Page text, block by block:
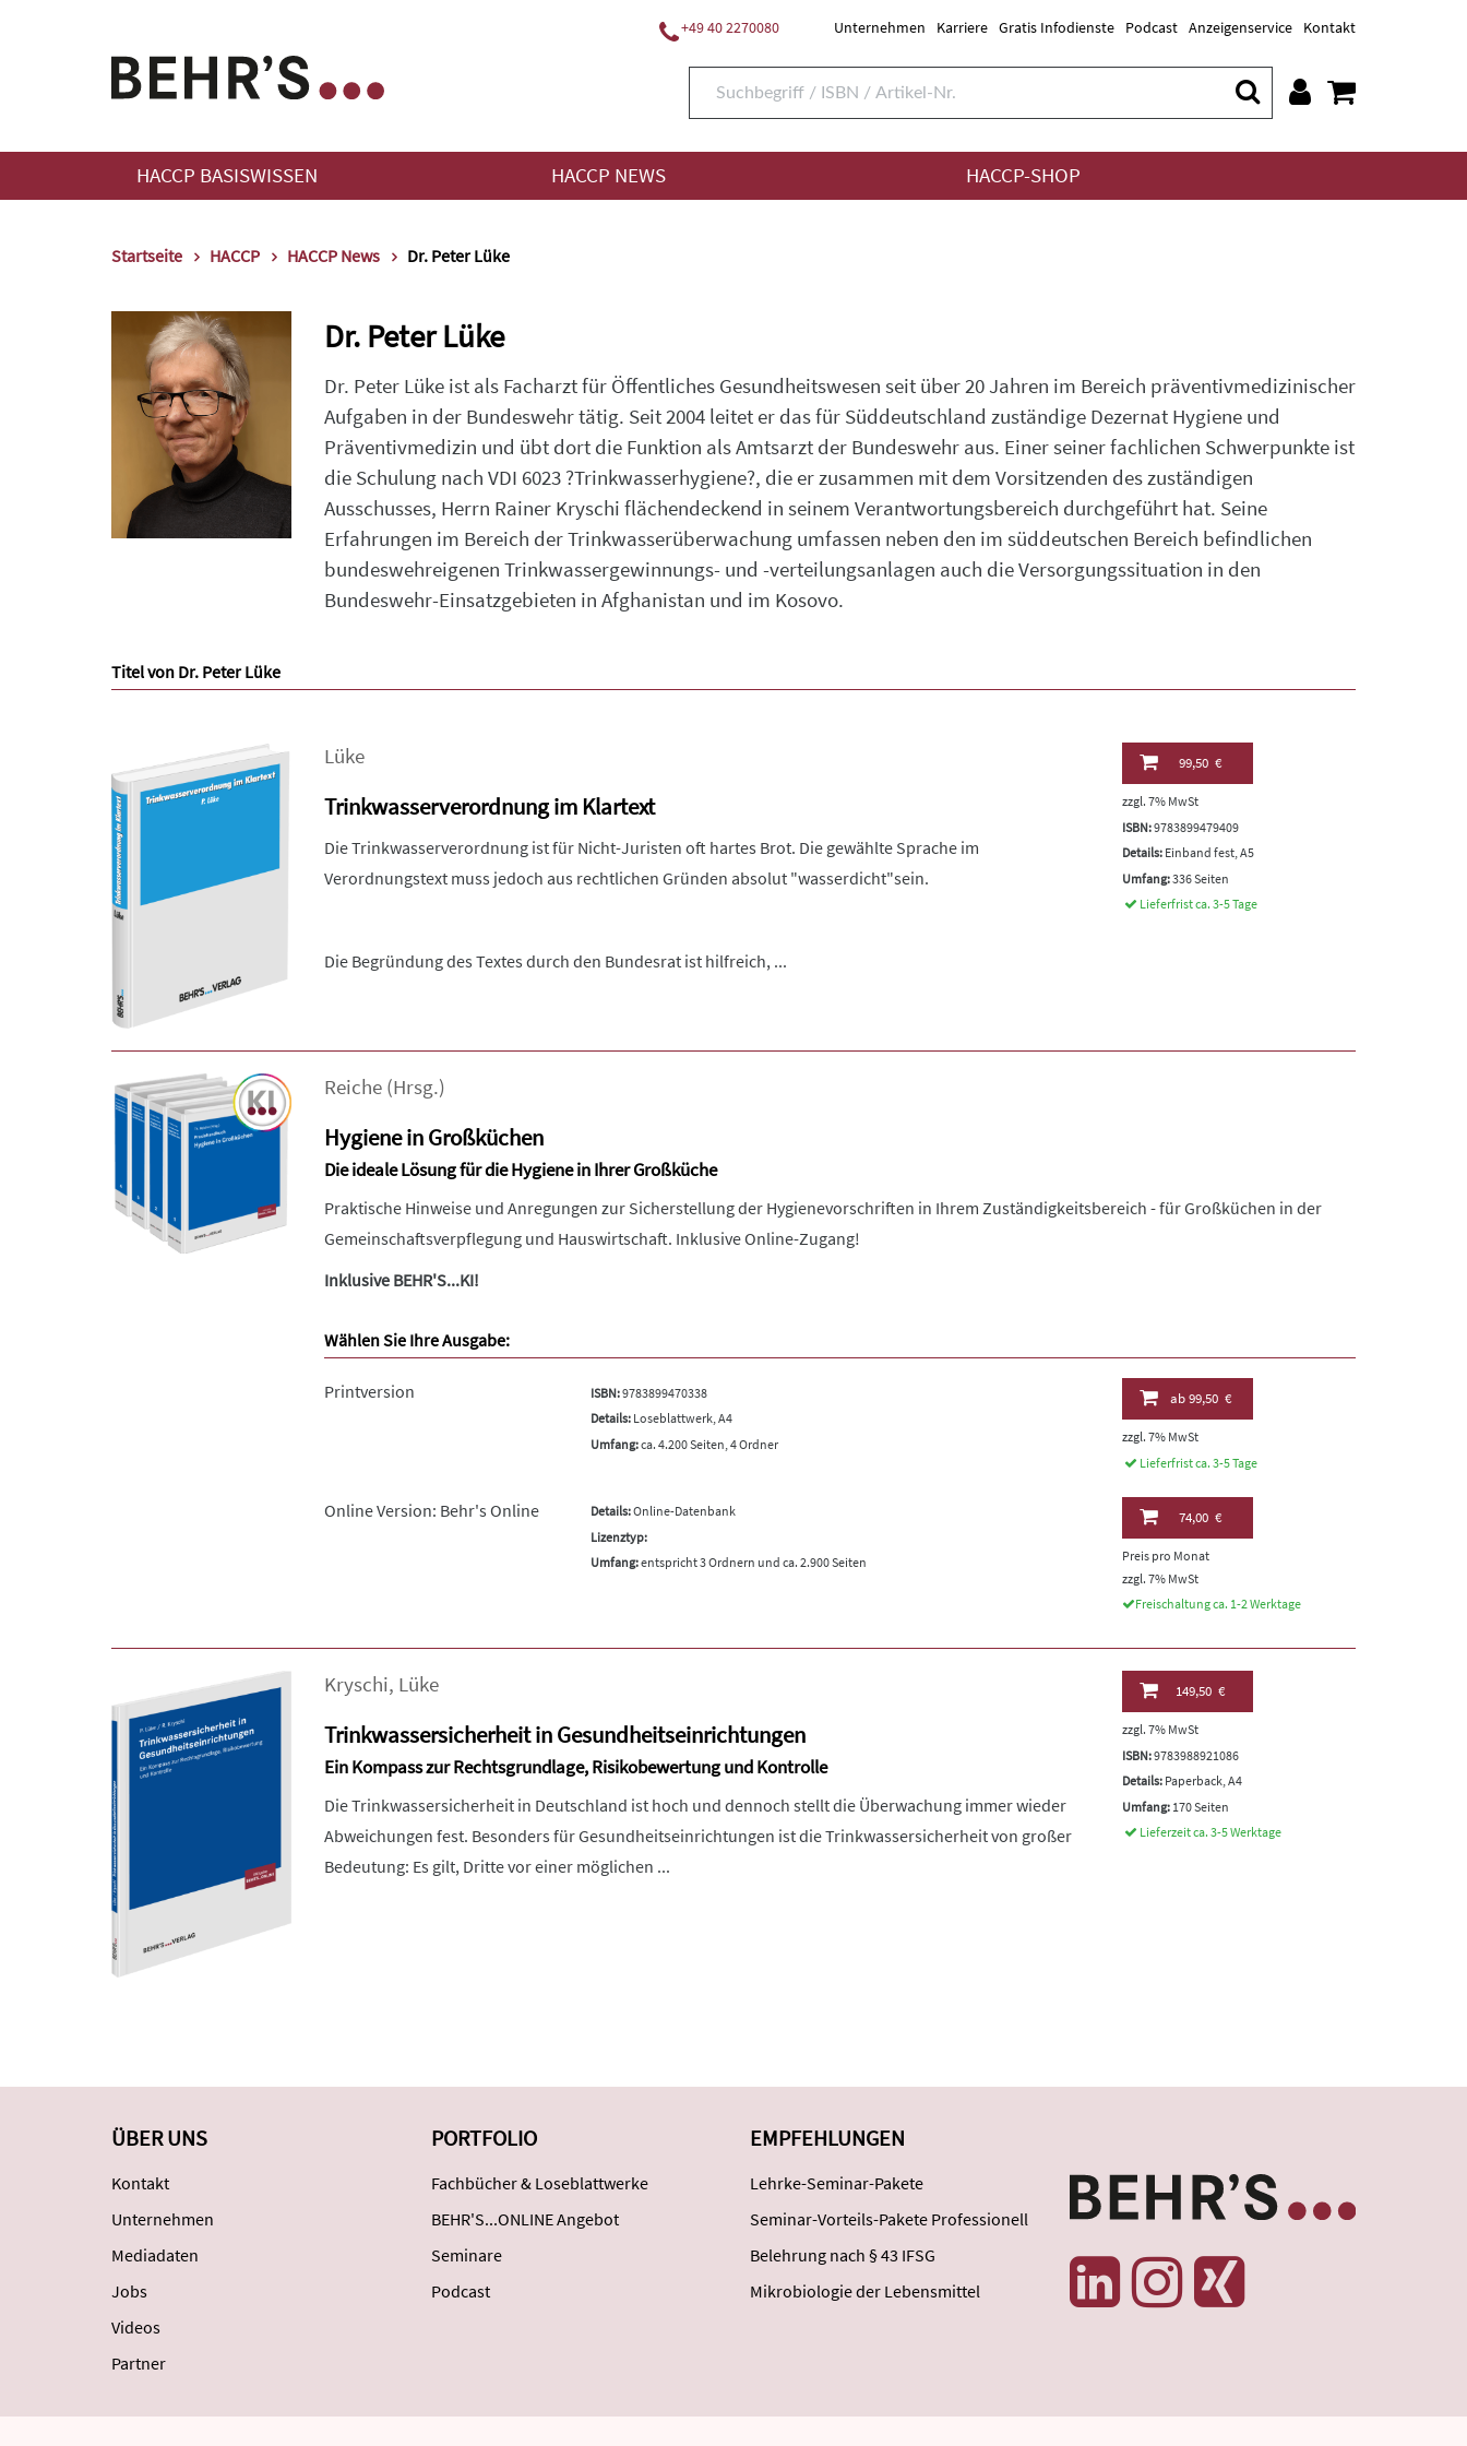
+49 40 2270080 Unternehmen Karriere Gratis Infodienste Podcast Anzeigenservice Kontakt
HACCP BASISWISSEN HACCP NEWS HACCP-SHOP
Startseite HACCP HACCP News Dr. Peter Lüke
Dr. Peter Lüke
Dr. Peter Lüke ist als Facharzt für Öffentliches Gesundheitswesen seit über 20 Jahren im Bereich präventivmedizinischer
Aufgaben in der Bundeswehr tätig. Seit 2004 leitet er das für Süddeutschland zuständige Dezernat Hygiene und
Präventivmedizin und übt dort die Funktion als Amtsarzt der Bundeswehr aus. Einer seiner fachlichen Schwerpunkte ist
die Schulung nach VDI 6023 ?Trinkwasserhygiene?, die er zusammen mit dem Vorsitzenden des zuständigen
Ausschusses, Herrn Rainer Kryschi flächendeckend in seinem Verantwortungsbereich durchgeführt hat. Seine
Erfahrungen im Bereich der Trinkwasserüberwachung umfassen neben den im süddeutschen Bereich befindlichen
bundeswehreigenen Trinkwassergewinnungs- und -verteilungsanlagen auch die Versorgungssituation in den
Bundeswehr-Einsatzgebieten in Afghanistan und im Kosovo.
Titel von Dr. Peter Lüke
Lüke
Trinkwasserverordnung im Klartext
Die Trinkwasserverordnung ist für Nicht-Juristen oft hartes Brot. Die gewählte Sprache im
Verordnungstext muss jedoch aus rechtlichen Gründen absolut "wasserdicht"sein.
Die Begründung des Textes durch den Bundesrat ist hilfreich, ...
99,50 €
zzgl. 7% MwSt
ISBN:9783899479409
Details: Einband fest, A5
Umfang:336 Seiten
Lieferfrist ca. 3-5 Tage
Reiche (Hrsg.)
Hygiene in Großküchen
Die ideale Lösung für die Hygiene in Ihrer Großküche
Praktische Hinweise und Anregungen zur Sicherstellung der Hygienevorschriften in Ihrem Zuständigkeitsbereich - für Großküchen in der
Gemeinschaftsverpflegung und Hauswirtschaft. Inklusive Online-Zugang!
Inklusive BEHR'S...KI!
Wählen Sie Ihre Ausgabe:
Printversion ISBN:9783899470338
Details:Loseblattwerk, A4
Umfang:ca. 4.200 Seiten, 4 Ordner
ab99,50 €
zzgl. 7% MwSt
Lieferfrist ca. 3-5 Tage
Online Version: Behr's Online Details:Online-Datenbank
Lizenztyp:
Umfang:entspricht 3 Ordnern und ca. 2.900 Seiten
74,00 €
Preis pro Monat
zzgl. 7% MwSt
Freischaltung ca. 1-2 Werktage
Kryschi, Lüke
Trinkwassersicherheit in Gesundheitseinrichtungen
Ein Kompass zur Rechtsgrundlage, Risikobewertung und Kontrolle
Die Trinkwassersicherheit in Deutschland ist hoch und dennoch stellt die Überwachung immer wieder
Abweichungen fest. Besonders für Gesundheitseinrichtungen ist die Trinkwassersicherheit von großer
Bedeutung: Es gilt, Dritte vor einer möglichen ...
149,50 €
zzgl. 7% MwSt
ISBN:9783988921086
Details: Paperback, A4
Umfang: 170 Seiten
Lieferzeit ca. 3-5 Werktage
ÜBER UNS
Kontakt
Unternehmen
Mediadaten
Jobs
Videos
Partner
PORTFOLIO
Fachbücher & Loseblattwerke
BEHR'S...ONLINE Angebot
Seminare
Podcast
EMPFEHLUNGEN
Lehrke-Seminar-Pakete
Seminar-Vorteils-Pakete Professionell
Belehrung nach § 43 IFSG
Mikrobiologie der Lebensmittel